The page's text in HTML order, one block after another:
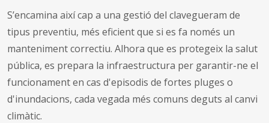
S’encamina així cap a una gestió del clavegueram de
tipus preventiu, més eficient que si es fa només un
manteniment correctiu. Alhora que es protegeix la salut
pública, es prepara la infraestructura per garantir-ne el
funcionament en cas d'episodis de fortes pluges o
d'inundacions, cada vegada més comuns deguts al canvi
climàtic.